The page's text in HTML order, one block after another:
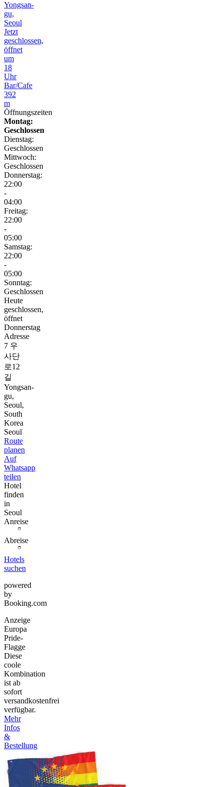
Yongsan-
gu,
Seoul
Jetzt
geschlossen,
öffnet
um
18
Uhr
Bar/Cafe
392
m
Öffnungszeiten
Montag:
Geschlossen
Dienstag:
Geschlossen
Mittwoch:
Geschlossen
Donnerstag:
22:00
-
04:00
Freitag:
22:00
-
05:00
Samstag:
22:00
-
05:00
Sonntag:
Geschlossen
Heute
geschlossen,
öffnet
Donnerstag
Adresse
7 우
사단
로12
길
Yongsan-
gu,
Seoul,
South
Korea
Seoul
Route
planen
Auf
Whatsapp
teilen
Hotel
finden
in
Seoul
Anreise
Abreise
Hotels
suchen
powered
by
Booking.com
Anzeige
Europa
Pride-
Flagge
Diese
coole
Kombination
ist ab
sofort
versandkostenfrei
verfügbar.
Mehr
Infos
&
Bestellung